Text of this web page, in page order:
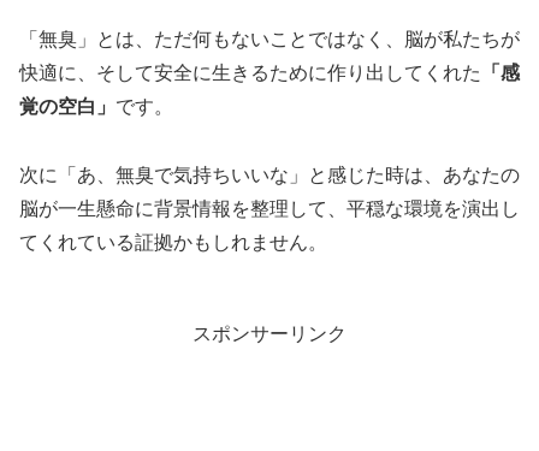
「無臭」とは、ただ何もないことではなく、脳が私たちが
快適に、そして安全に生きるために作り出してくれた
「感
覚の空白」 です。
次に「あ、無臭で気持ちいいな」と感じた時は、あなたの
脳が一生懸命に背景情報を整理して、平穏な環境を演出し
てくれている証拠かもしれません。
スポンサーリンク